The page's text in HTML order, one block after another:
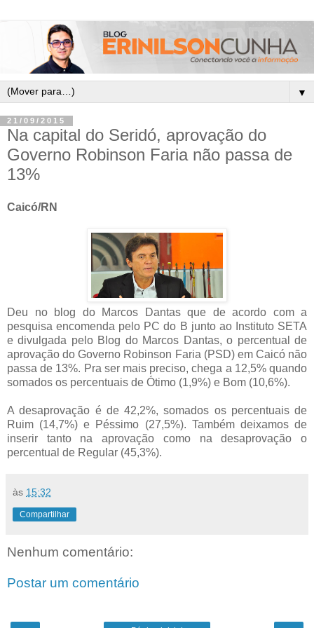
▼
21/09/2015
Na capital do Seridó, aprovação do
Governo Robinson Faria não passa de
13%
Caicó/RN
Deu no blog do Marcos Dantas que de acordo com a
pesquisa encomenda pelo PC do B junto ao Instituto SETA
e divulgada pelo Blog do Marcos Dantas, o percentual de
aprovação do Governo Robinson Faria (PSD) em Caicó não
passa de 13%. Pra ser mais preciso, chega a 12,5% quando
somados os percentuais de Ótimo (1,9%) e Bom (10,6%).
A desaprovação é de 42,2%, somados os percentuais de
Ruim (14,7%) e Péssimo (27,5%). Também deixamos de
inserir tanto na aprovação como na desaprovação o
percentual de Regular (45,3%).
às 15:32
Compartilhar
Nenhum comentário:
Postar um comentário